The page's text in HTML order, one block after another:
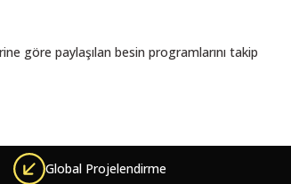
göre paylaşılan besin programlarını takip
Global Projelendirme